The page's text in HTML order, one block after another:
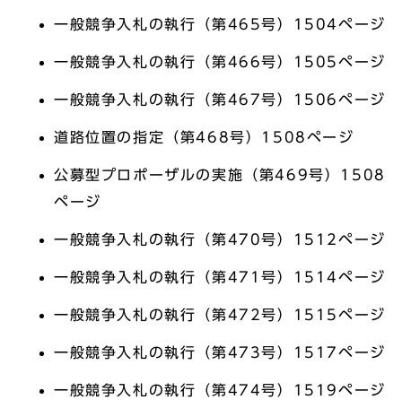
一般競争入札の執行（第465号）1504ページ
一般競争入札の執行（第466号）1505ページ
一般競争入札の執行（第467号）1506ページ
道路位置の指定（第468号）1508ページ
公募型プロポーザルの実施（第469号）1508
ページ
一般競争入札の執行（第470号）1512ページ
一般競争入札の執行（第471号）1514ページ
一般競争入札の執行（第472号）1515ページ
一般競争入札の執行（第473号）1517ページ
一般競争入札の執行（第474号）1519ページ